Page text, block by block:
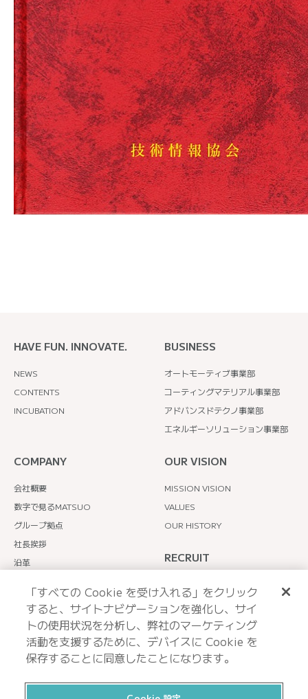
HAVE FUN. INNOVATE.
NEWS
CONTENTS
INCUBATION
BUSINESS
オートモーティブ事業部
コーティングマテリアル事業部
アドバンスドテクノ事業部
エネルギーソリューション事業部
COMPANY
会社概要
数字で見るMATSUO
グループ拠点
社長挨拶
沿革
OUR VISION
MISSION VISION
VALUES
OUR HISTORY
RECRUIT
社員インタビュー
MATSUOのリアル
「すべての Cookie を受け入れる」をクリック
すると、サイトナビゲーションを強化し、サイ
トの使用状況を分析し、弊社のマーケティング
活動を支援するために、デバイスに Cookie を
保存することに同意したことになります。